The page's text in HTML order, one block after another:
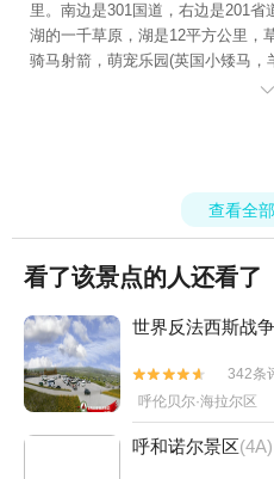
里。南边是301国道，右边是201
湖的一千草原，湖是12平方公里，
骑马射箭，萌宠乐园(英国小矮马，
成，高13米)，篝火晚会，禄马广
门票30元，可以说是一个合理的
的风景照，也是一个摄影师最好
依托本地区民族文化加深景区景点
涵。

查看全
看了该景点的人还看了
世界反法西斯战


342条
呼伦贝尔·海拉尔区
呼和诺尔景区(4A)